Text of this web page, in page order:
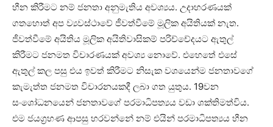
හීන කිරීමට නම් ජනතා අනුමැතිය අවශ්‍යය. උදාහරණයක්
ගතහොත් අප ව්‍යවස්ථාවේ ජීවත්වීමේ මූලික අයිතියක් නැත.
ජීවත්වීමේ අයිතිය මූලික අයිතිවාසිකම් පරිච්චේදයට ඇතුල්
කිරීමට ජනමත විචාරණයක් අවශ්‍ය නොවේ. එහෙතේ එසේ
ඇතුල් කල පසු එය ඉවත් කිරීමට නිසැක වශයෙන්ම ජනතාවගේ
කැමැත්ත ජනමත විචාරනයකදී ලබා ගත යුතුය. 19වන
සංශෝධනයෙන් ජනතාවගේ පරමාධිපත්‍යය වඩා ශක්තිමත්විය.
එම ජයග්‍රහණ ආපසු හරවන්නේ නම් එයින් පරමාධිපත්‍යය හීන